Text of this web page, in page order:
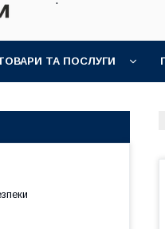
ТА ПОСЛУГИ